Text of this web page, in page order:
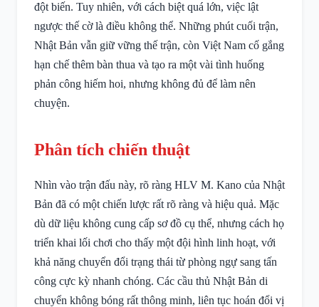
đột biến. Tuy nhiên, với cách biệt quá lớn, việc lật
ngược thế cờ là điều không thể. Những phút cuối trận,
Nhật Bản vẫn giữ vững thế trận, còn Việt Nam cố gắng
hạn chế thêm bàn thua và tạo ra một vài tình huống
phản công hiếm hoi, nhưng không đủ để làm nên
chuyện.
Phân tích chiến thuật
Nhìn vào trận đấu này, rõ ràng HLV M. Kano của Nhật
Bản đã có một chiến lược rất rõ ràng và hiệu quả. Mặc
dù dữ liệu không cung cấp sơ đồ cụ thể, nhưng cách họ
triển khai lối chơi cho thấy một đội hình linh hoạt, với
khả năng chuyển đổi trạng thái từ phòng ngự sang tấn
công cực kỳ nhanh chóng. Các cầu thủ Nhật Bản di
chuyển không bóng rất thông minh, liên tục hoán đổi vị